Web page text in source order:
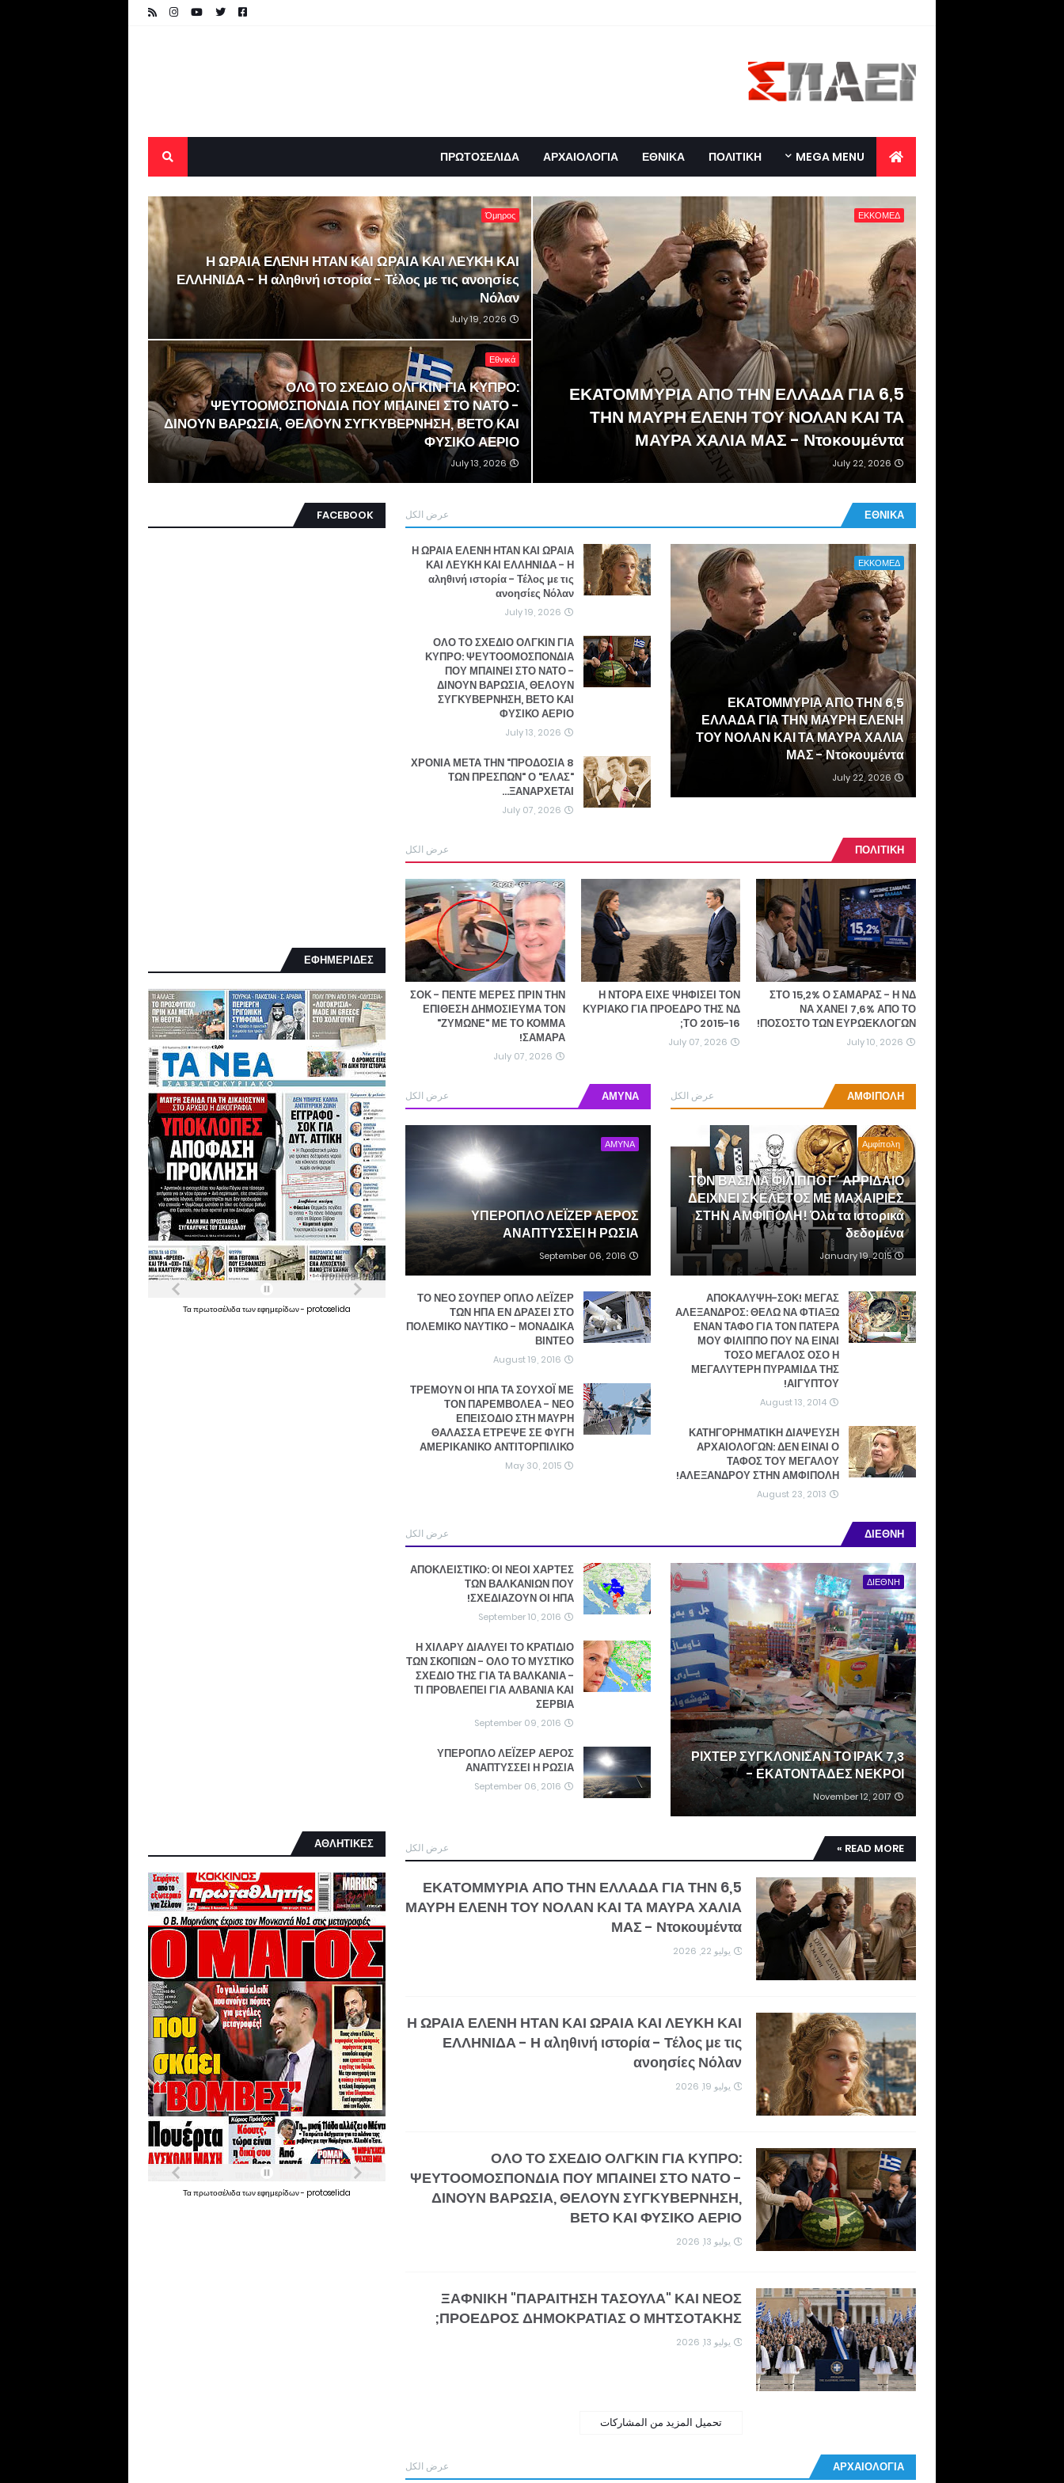
MEGA MENU
ΠΟΛΙΤΙΚΗ
ΕΘΝΙΚΑ
ΑΡΧΑΙΟΛΟΓΙΑ
ΠΡΩΤΟΣΕΛΙΔΑ
ΕΚΚΟΜΕΔ
6,5 ΕΚΑΤΟΜΜΥΡΙΑ ΑΠΟ ΤΗΝ ΕΛΛΑΔΑ ΓΙΑ
ΤΗΝ ΜΑΥΡΗ ΕΛΕΝΗ ΤΟΥ ΝΟΛΑΝ ΚΑΙ ΤΑ
ΜΑΥΡΑ ΧΑΛΙΑ ΜΑΣ - Ντοκουμέντα
July 22, 2026
Όμηρος
Η ΩΡΑΙΑ ΕΛΕΝΗ ΗΤΑΝ ΚΑΙ ΩΡΑΙΑ ΚΑΙ ΛΕΥΚΗ ΚΑΙ
ΕΛΛΗΝΙΔΑ - Η αληθινή ιστορία - Τέλος με τις ανοησίες
Νόλαν
July 19, 2026
Εθνικά
ΟΛΟ ΤΟ ΣΧΕΔΙΟ ΟΛΓΚΙΝ ΓΙΑ ΚΥΠΡΟ:
ΨΕΥΤΟΟΜΟΣΠΟΝΔΙΑ ΠΟΥ ΜΠΑΙΝΕΙ ΣΤΟ ΝΑΤΟ -
ΔΙΝΟΥΝ ΒΑΡΩΣΙΑ, ΘΕΛΟΥΝ ΣΥΓΚΥΒΕΡΝΗΣΗ, ΒΕΤΟ ΚΑΙ
ΦΥΣΙΚΟ ΑΕΡΙΟ
July 13, 2026
ΕΘΝΙΚΑ عرض الكل
ΕΚΚΟΜΕΔ
6,5 ΕΚΑΤΟΜΜΥΡΙΑ ΑΠΟ ΤΗΝ
ΕΛΛΑΔΑ ΓΙΑ ΤΗΝ ΜΑΥΡΗ ΕΛΕΝΗ
ΤΟΥ ΝΟΛΑΝ ΚΑΙ ΤΑ ΜΑΥΡΑ ΧΑΛΙΑ
ΜΑΣ - Ντοκουμέντα
July 22, 2026
Η ΩΡΑΙΑ ΕΛΕΝΗ ΗΤΑΝ ΚΑΙ ΩΡΑΙΑ
ΚΑΙ ΛΕΥΚΗ ΚΑΙ ΕΛΛΗΝΙΔΑ - Η
αληθινή ιστορία - Τέλος με τις
ανοησίες Νόλαν
July 19, 2026
ΟΛΟ ΤΟ ΣΧΕΔΙΟ ΟΛΓΚΙΝ ΓΙΑ
ΚΥΠΡΟ: ΨΕΥΤΟΟΜΟΣΠΟΝΔΙΑ
ΠΟΥ ΜΠΑΙΝΕΙ ΣΤΟ ΝΑΤΟ -
ΔΙΝΟΥΝ ΒΑΡΩΣΙΑ, ΘΕΛΟΥΝ
ΣΥΓΚΥΒΕΡΝΗΣΗ, ΒΕΤΟ ΚΑΙ
ΦΥΣΙΚΟ ΑΕΡΙΟ
July 13, 2026
8 ΧΡΟΝΙΑ ΜΕΤΑ ΤΗΝ "ΠΡΟΔΟΣΙΑ
ΤΩΝ ΠΡΕΣΠΩΝ" Ο "ΕΛΑΣ"
ΞΑΝΑΡΧΕΤΑΙ...
July 07, 2026
ΠΟΛΙΤΙΚΗ عرض الكل
ΣΤΟ 15,2% Ο ΣΑΜΑΡΑΣ - Η ΝΔ
ΝΑ ΧΑΝΕΙ 7,6% ΑΠΟ ΤΟ
ΠΟΣΟΣΤΟ ΤΩΝ ΕΥΡΩΕΚΛΟΓΩΝ!
July 10, 2026
Η ΝΤΟΡΑ ΕΙΧΕ ΨΗΦΙΣΕΙ ΤΟΝ
ΚΥΡΙΑΚΟ ΓΙΑ ΠΡΟΕΔΡΟ ΤΗΣ ΝΔ
ΤΟ 2015-16;
July 07, 2026
ΣΟΚ - ΠΕΝΤΕ ΜΕΡΕΣ ΠΡΙΝ ΤΗΝ
ΕΠΙΘΕΣΗ ΔΗΜΟΣΙΕΥΜΑ ΤΟΝ
"ΖΥΜΩΝΕ" ΜΕ ΤΟ ΚΟΜΜΑ
ΣΑΜΑΡΑ!
July 07, 2026
ΑΜΥΝΑ عرض الكل
ΑΜΥΝΑ
ΥΠΕΡΟΠΛΟ ΛΕΪΖΕΡ ΑΕΡΟΣ
ΑΝΑΠΤΥΣΣΕΙ Η ΡΩΣΙΑ
September 06, 2016
ΤΟ ΝΕΟ ΣΟΥΠΕΡ ΟΠΛΟ ΛΕΪΖΕΡ
ΤΩΝ ΗΠΑ ΕΝ ΔΡΑΣΕΙ ΣΤΟ
ΠΟΛΕΜΙΚΟ ΝΑΥΤΙΚΟ - ΜΟΝΑΔΙΚΑ
ΒΙΝΤΕΟ
August 19, 2016
ΤΡΕΜΟΥΝ ΟΙ ΗΠΑ ΤΑ ΣΟΥΧΟΪ ΜΕ
ΤΟΝ ΠΑΡΕΜΒΟΛΕΑ - ΝΕΟ
ΕΠΕΙΣΟΔΙΟ ΣΤΗ ΜΑΥΡΗ
ΘΑΛΑΣΣΑ ΕΤΡΕΨΕ ΣΕ ΦΥΓΗ
ΑΜΕΡΙΚΑΝΙΚΟ ΑΝΤΙΤΟΡΠΙΛΙΚΟ
May 30, 2015
ΑΜΦΙΠΟΛΗ عرض الكل
Αμφίπολη
ΤΟΝ ΒΑΣΙΛΙΑ ΦΙΛΙΠΠΟ Γ΄ ΑΡΡΙΔΑΙΟ
ΔΕΙΧΝΕΙ ΣΚΕΛΕΤΟΣ ΜΕ ΜΑΧΑΙΡΙΕΣ
ΣΤΗΝ ΑΜΦΙΠΟΛΗ! Όλα τα ιστορικά
δεδομένα
January 19, 2015
ΑΠΟΚΑΛΥΨΗ-ΣΟΚ! ΜΕΓΑΣ
ΑΛΕΞΑΝΔΡΟΣ: ΘΕΛΩ ΝΑ ΦΤΙΑΞΩ
ΕΝΑΝ ΤΑΦΟ ΓΙΑ ΤΟΝ ΠΑΤΕΡΑ
ΜΟΥ ΦΙΛΙΠΠΟ ΠΟΥ ΝΑ ΕΙΝΑΙ
ΤΟΣΟ ΜΕΓΑΛΟΣ ΟΣΟ Η
ΜΕΓΑΛΥΤΕΡΗ ΠΥΡΑΜΙΔΑ ΤΗΣ
ΑΙΓΥΠΤΟΥ!
August 13, 2014
ΚΑΤΗΓΟΡΗΜΑΤΙΚΗ ΔΙΑΨΕΥΣΗ
ΑΡΧΑΙΟΛΟΓΩΝ: ΔΕΝ ΕΙΝΑΙ Ο
ΤΑΦΟΣ ΤΟΥ ΜΕΓΑΛΟΥ
ΑΛΕΞΑΝΔΡΟΥ ΣΤΗΝ ΑΜΦΙΠΟΛΗ!
August 23, 2013
ΔΙΕΘΝΗ عرض الكل
ΔΙΕΘΝΗ
7,3 ΡΙΧΤΕΡ ΣΥΓΚΛΟΝΙΣΑΝ ΤΟ ΙΡΑΚ
- ΕΚΑΤΟΝΤΑΔΕΣ ΝΕΚΡΟΙ
November 12, 2017
ΑΠΟΚΛΕΙΣΤΙΚΟ: ΟΙ ΝΕΟΙ ΧΑΡΤΕΣ
ΤΩΝ ΒΑΛΚΑΝΙΩΝ ΠΟΥ
ΣΧΕΔΙΑΖΟΥΝ ΟΙ ΗΠΑ!
September 10, 2016
Η ΧΙΛΑΡΥ ΔΙΑΛΥΕΙ ΤΟ ΚΡΑΤΙΔΙΟ
ΤΩΝ ΣΚΟΠΙΩΝ - ΟΛΟ ΤΟ ΜΥΣΤΙΚΟ
ΣΧΕΔΙΟ ΤΗΣ ΓΙΑ ΤΑ ΒΑΛΚΑΝΙΑ -
ΤΙ ΠΡΟΒΛΕΠΕΙ ΓΙΑ ΑΛΒΑΝΙΑ ΚΑΙ
ΣΕΡΒΙΑ
September 09, 2016
ΥΠΕΡΟΠΛΟ ΛΕΪΖΕΡ ΑΕΡΟΣ
ΑΝΑΠΤΥΣΣΕΙ Η ΡΩΣΙΑ
September 06, 2016
READ MORE » عرض الكل
6,5 ΕΚΑΤΟΜΜΥΡΙΑ ΑΠΟ ΤΗΝ ΕΛΛΑΔΑ ΓΙΑ ΤΗΝ
ΜΑΥΡΗ ΕΛΕΝΗ ΤΟΥ ΝΟΛΑΝ ΚΑΙ ΤΑ ΜΑΥΡΑ ΧΑΛΙΑ
ΜΑΣ - Ντοκουμέντα
يوليو 22, 2026
Η ΩΡΑΙΑ ΕΛΕΝΗ ΗΤΑΝ ΚΑΙ ΩΡΑΙΑ ΚΑΙ ΛΕΥΚΗ ΚΑΙ
ΕΛΛΗΝΙΔΑ - Η αληθινή ιστορία - Τέλος με τις
ανοησίες Νόλαν
يوليو 19, 2026
ΟΛΟ ΤΟ ΣΧΕΔΙΟ ΟΛΓΚΙΝ ΓΙΑ ΚΥΠΡΟ:
ΨΕΥΤΟΟΜΟΣΠΟΝΔΙΑ ΠΟΥ ΜΠΑΙΝΕΙ ΣΤΟ ΝΑΤΟ -
ΔΙΝΟΥΝ ΒΑΡΩΣΙΑ, ΘΕΛΟΥΝ ΣΥΓΚΥΒΕΡΝΗΣΗ,
ΒΕΤΟ ΚΑΙ ΦΥΣΙΚΟ ΑΕΡΙΟ
يوليو 13, 2026
ΞΑΦΝΙΚΗ "ΠΑΡΑΙΤΗΣΗ ΤΑΣΟΥΛΑ" ΚΑΙ ΝΕΟΣ
ΠΡΟΕΔΡΟΣ ΔΗΜΟΚΡΑΤΙΑΣ Ο ΜΗΤΣΟΤΑΚΗΣ;
يوليو 13, 2026
تحميل المزيد من المشاركات
ΑΡΧΑΙΟΛΟΓΙΑ عرض الكل
FACEBOOK
ΕΦΗΜΕΡΙΔΕΣ
Ταπρωτοσέλιδατωνεφημερίδων- protoselida
ΑΘΛΗΤΙΚΕΣ
Ταπρωτοσέλιδατωνεφημερίδων- protoselida